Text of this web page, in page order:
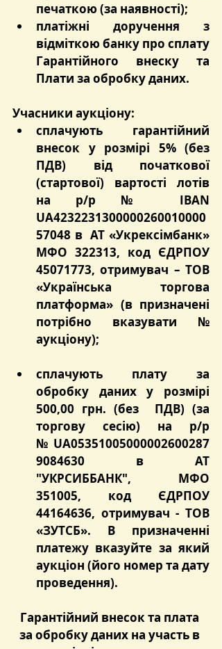
печаткою (за наявності);
платіжні доручення з
відміткою банку про сплату
Гарантійного внеску та
Плати за обробку даних.
Учасники аукціону:
сплачують гарантійний
внесок у розмірі 5% (без
ПДВ) від початкової
(стартової) вартості лотів
на р/р № IBAN
UA4232231300000260010000
57048 в  АТ «Укрексімбанк»
МФО 322313, код ЄДРПОУ
45071773, отримувач – ТОВ
«Українська торгова
платформа» (в призначені
потрібно вказувати №
аукціону);
сплачують плату за
обробку даних у розмірі
500,00 грн. (без  ПДВ) (за
торгову сесію) на р/р
№ UA05351005000002600287
9084630 в АТ
"УКРСИББАНК", МФО
351005, код ЄДРПОУ
44164636, отримувач - ТОВ
«ЗУТСБ». В призначенні
платежу вказуйте за який
аукціон (його номер та дату
проведення).
Гарантійний внесок та плата
за обробку даних на участь в